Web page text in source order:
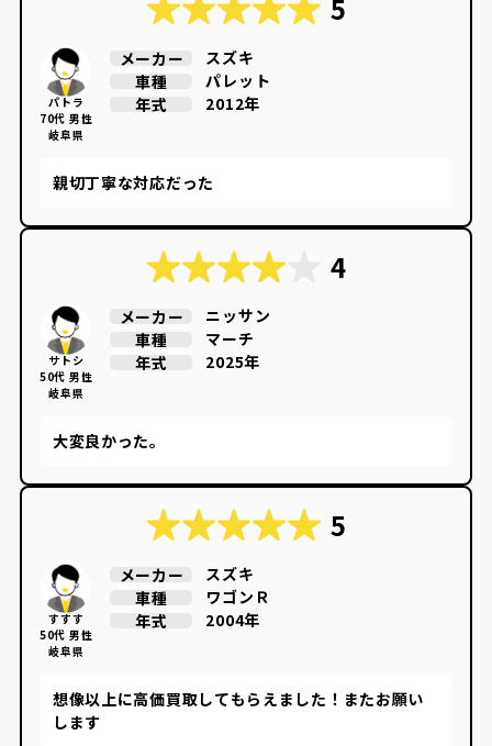
5
パトラ
70代 男性
岐阜県
メーカー
スズキ
車種
パレット
年式
2012年
親切丁寧な対応だった
4
サトシ
50代 男性
岐阜県
メーカー
ニッサン
車種
マーチ
年式
2025年
大変良かった。
5
すすす
50代 男性
岐阜県
メーカー
スズキ
車種
ワゴンＲ
年式
2004年
想像以上に高価買取してもらえました！またお願い
します